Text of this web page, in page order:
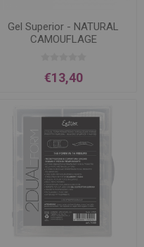
Gel Superior - NATURAL
CAMOUFLAGE
€13,40